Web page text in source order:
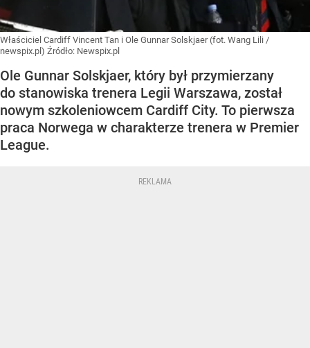
Właściciel Cardiff Vincent Tan i Ole Gunnar Solskjaer (fot. Wang Lili /
newspix.pl) Źródło: Newspix.pl
Ole Gunnar Solskjaer, który był przymierzany
do stanowiska trenera Legii Warszawa, został
nowym szkoleniowcem Cardiff City. To pierwsza
praca Norwega w charakterze trenera w Premier
League.